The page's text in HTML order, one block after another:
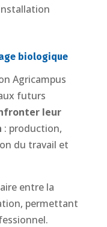
biologique
Agricampus
futurs
leur
: production,
du travail et
entre la
permettant